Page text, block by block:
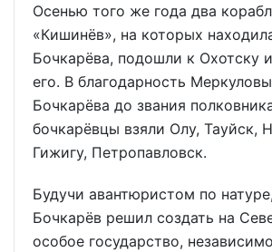
Осенью того же года два
«Кишинёв», на которых
Бочкарёва, подошли к Охотску
его. В благодарность
Бочкарёва до звания
бочкарёвцы взяли Олу, Тауйск,
Гижигу, Петропавловск.
Будучи авантюристом по
Бочкарёв решил создать на
особое государство,